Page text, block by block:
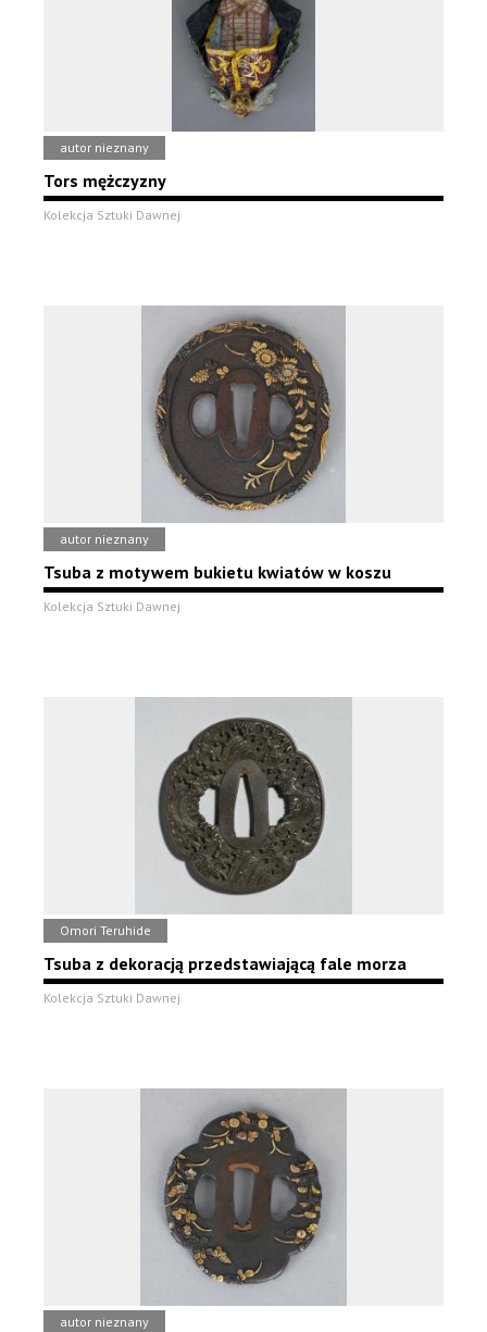
autor nieznany
Tors mężczyzny
Kolekcja Sztuki Dawnej
autor nieznany
Tsuba z motywem bukietu kwiatów w koszu
Kolekcja Sztuki Dawnej
Omori Teruhide
Tsuba z dekoracją przedstawiającą fale morza
Kolekcja Sztuki Dawnej
autor nieznany